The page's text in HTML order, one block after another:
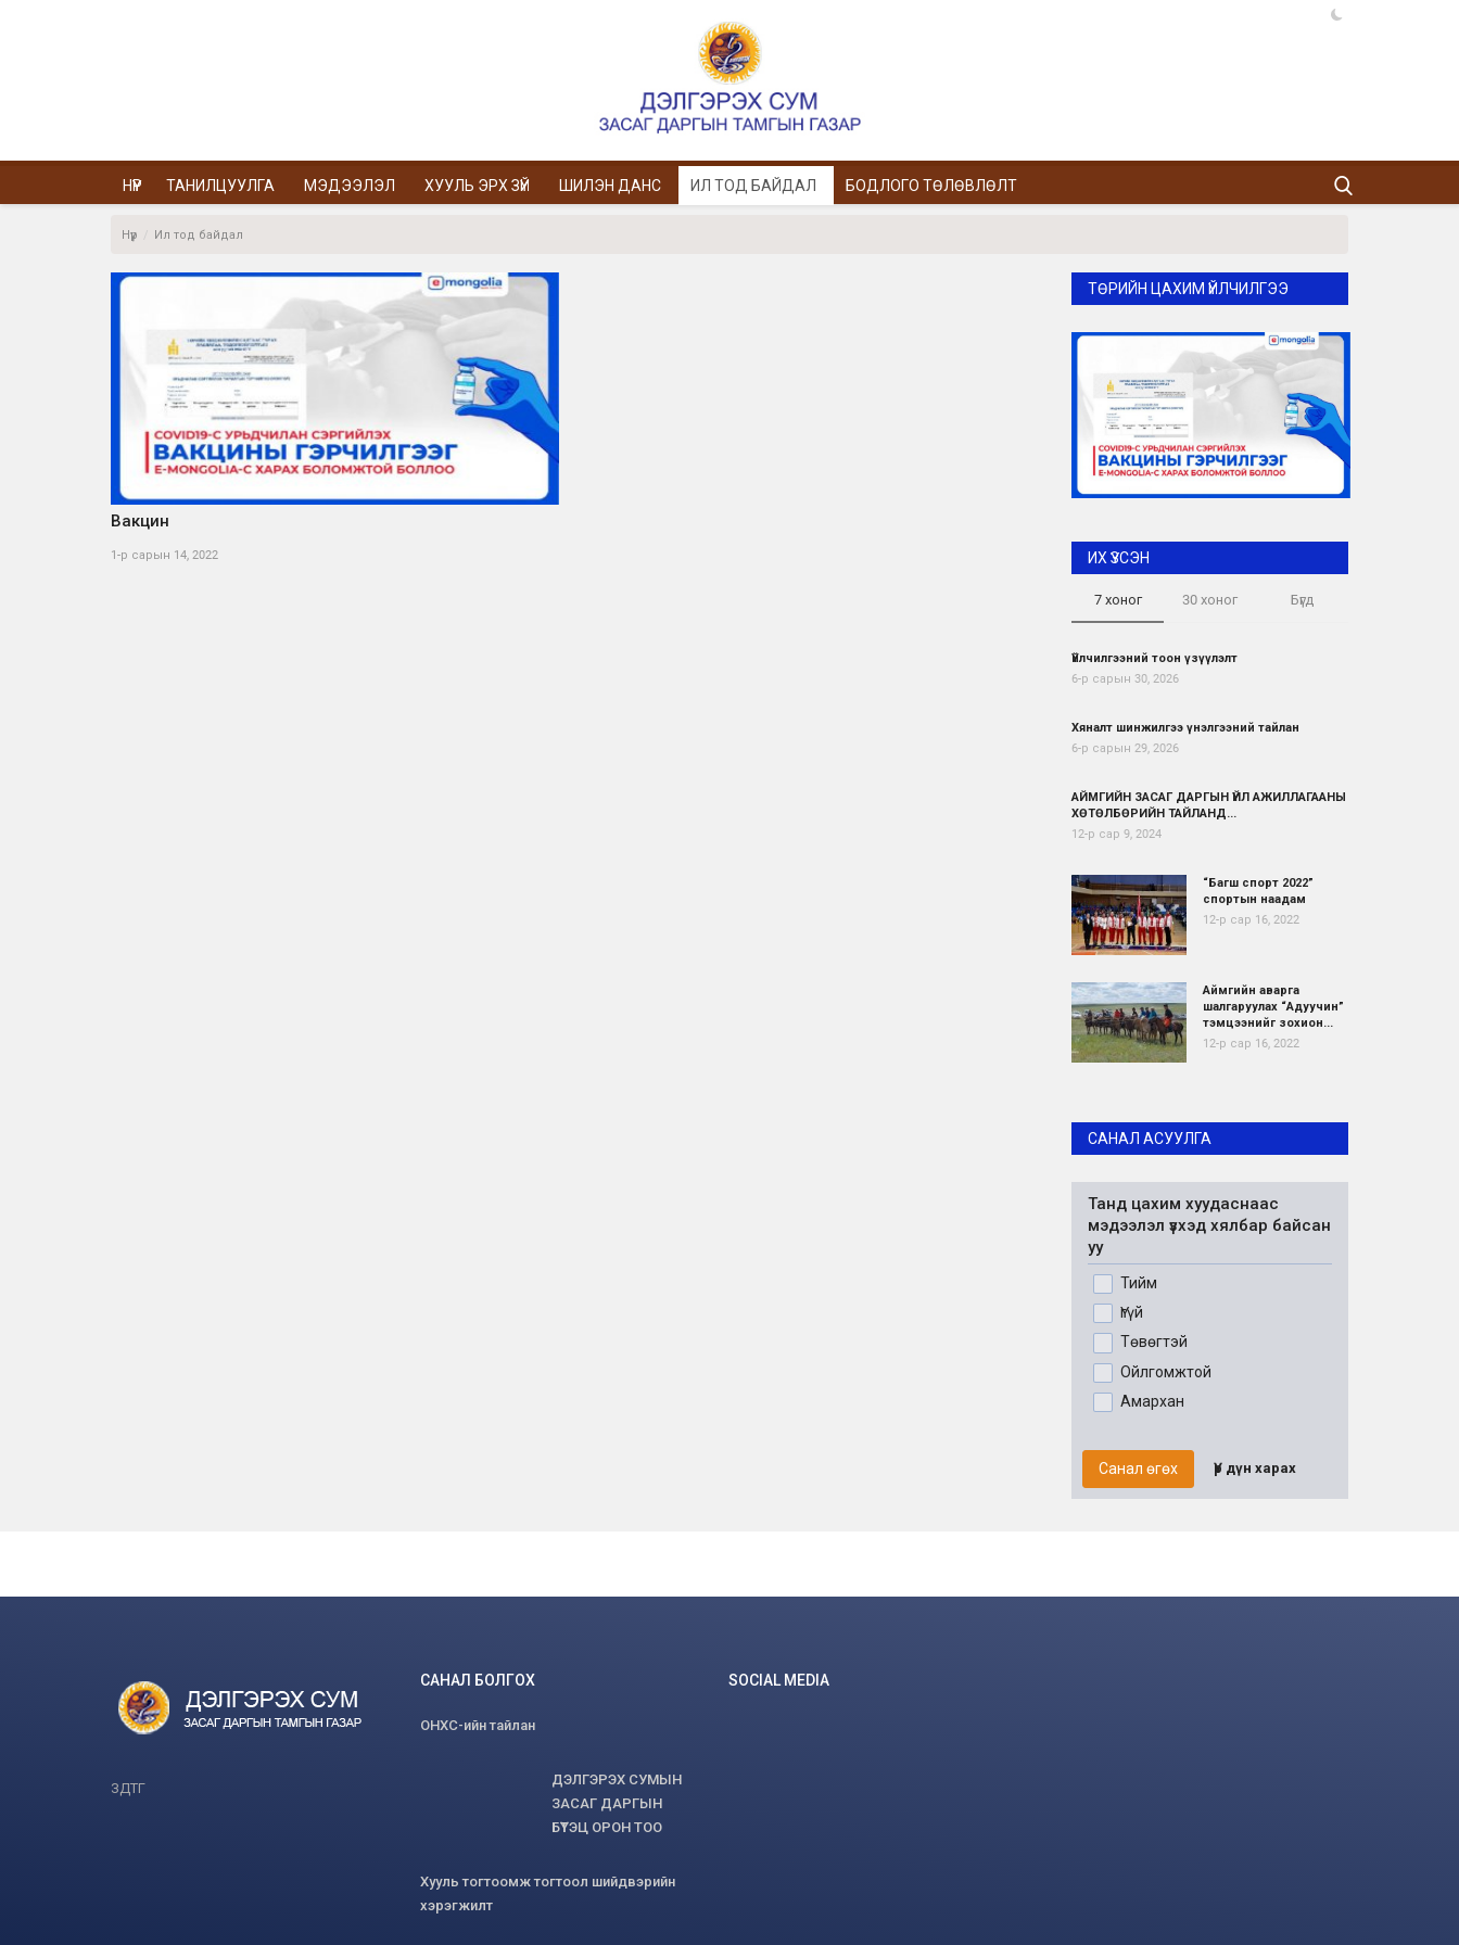
НҮҮР ТАНИЛЦУУЛГА МЭДЭЭЛЭЛ ХУУЛЬ ЭРХ ЗҮЙ ШИЛЭН ДАНС ИЛ ТОД БАЙДАЛ БОДЛОГО ТӨЛӨВЛӨЛТ
Нүүр Ил тод байдал
Вакцин
1-р сарын 14, 2022
ТӨРИЙН ЦАХИМ ҮЙЛЧИЛГЭЭ
ИХ ҮЗСЭН
7 хоног 30 хоног Бүгд
Үйлчилгээний тоон үзүүлэлт
6-р сарын 30, 2026
Хяналт шинжилгээ үнэлгээний тайлан
6-р сарын 29, 2026
АЙМГИЙН ЗАСАГ ДАРГЫН ҮЙЛ АЖИЛЛАГААНЫ
ХӨТӨЛБӨРИЙН ТАЙЛАНД...
12-р сар 9, 2024
“Багш спорт 2022”
спортын наадам
12-р сар 16, 2022
Аймгийн аварга
шалгаруулах “Адуучин”
тэмцээнийг зохион...
12-р сар 16, 2022
САНАЛ АСУУЛГА
Танд цахим хуудаснаас
мэдээлэл үзхэд хялбар байсан
уу
Тийм
Үгүй
Төвөгтэй
Ойлгомжтой
Амархан
Санал өгөх Үр дүн харах
ЗДТГ
САНАЛ БОЛГОХ
ОНХС-ийн тайлан
ДЭЛГЭРЭХ СУМЫН
ЗАСАГ ДАРГЫН
БҮТЭЦ ОРОН ТОО
Хууль тогтоомж тогтоол шийдвэрийн
хэрэгжилт
SOCIAL MEDIA